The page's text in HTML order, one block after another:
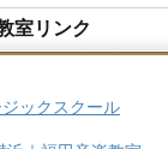
室リンク
ックスクール